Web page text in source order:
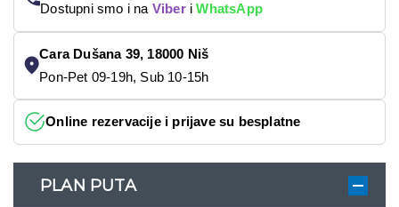
Dostupni smo i na ViberiWhatsApp
Cara Dušana 39, 18000 Niš
Pon-Pet 09-19h, Sub 10-15h
Online rezervacije i prijave su besplatne
PLAN PUTA